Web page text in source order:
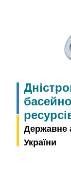
Державне
України